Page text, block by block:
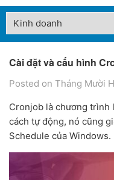
Cài đặt và cấu hình
Posted on Tháng Mười
Cronjob là chương trình
cách tự động, nó cũng
Schedule của Windows.